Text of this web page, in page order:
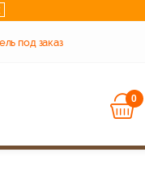
под заказ
0